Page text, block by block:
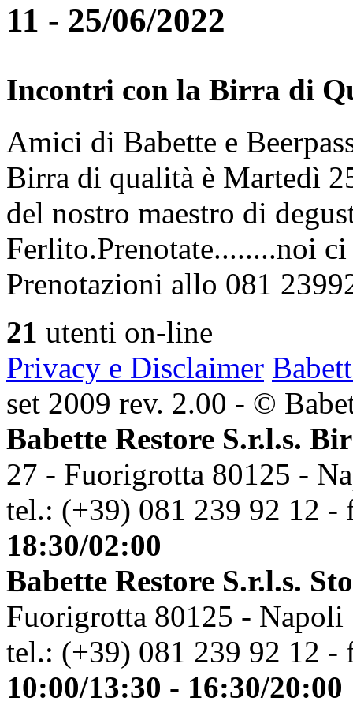
11 - 25/06/2022
Incontri con la Birra di
Amici di Babette e
Birra di qualità è Martedì
del nostro maestro di
Ferlito.Prenotate........noi
Prenotazioni allo 081
21 utenti on-line
Privacy e Disclaimer
set 2009 rev. 2.00 - ©
Babette Restore S.r.l.s.
27 - Fuorigrotta 80125 -
tel.: (+39) 081 239 92 12 -
18:30/02:00
Babette Restore S.r.l.s.
Fuorigrotta 80125 - Napoli
tel.: (+39) 081 239 92 12 -
10:00/13:30 - 16:30/20:00